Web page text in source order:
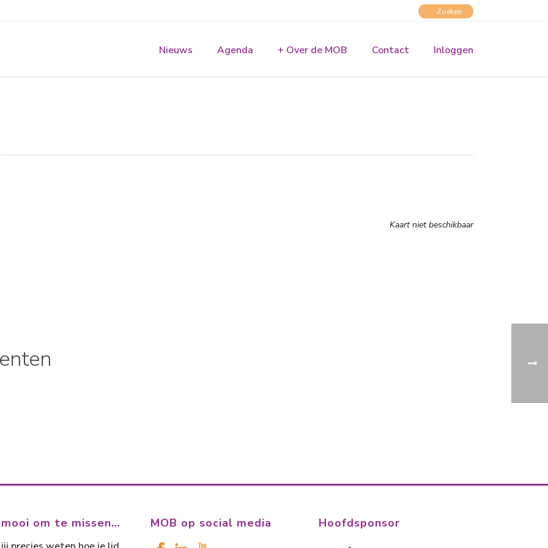
Nieuws Agenda + Over de MOB Contact Inloggen
Kaart niet beschikbaar
om te missen… MOB op social media Hoofdsponsor